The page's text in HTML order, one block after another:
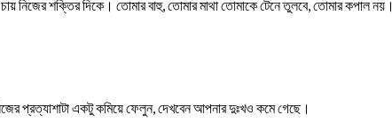
নিজের শক্তির দিকে। তোমার বাহু, তোমার মাথা তোমাকে টেনে তুলবে, তোমার কপাল নয়।
প্রত্যাশাটা একটু কমিয়ে ফেলুন, দেখবেন আপনার দুঃখও কমে গেছে।